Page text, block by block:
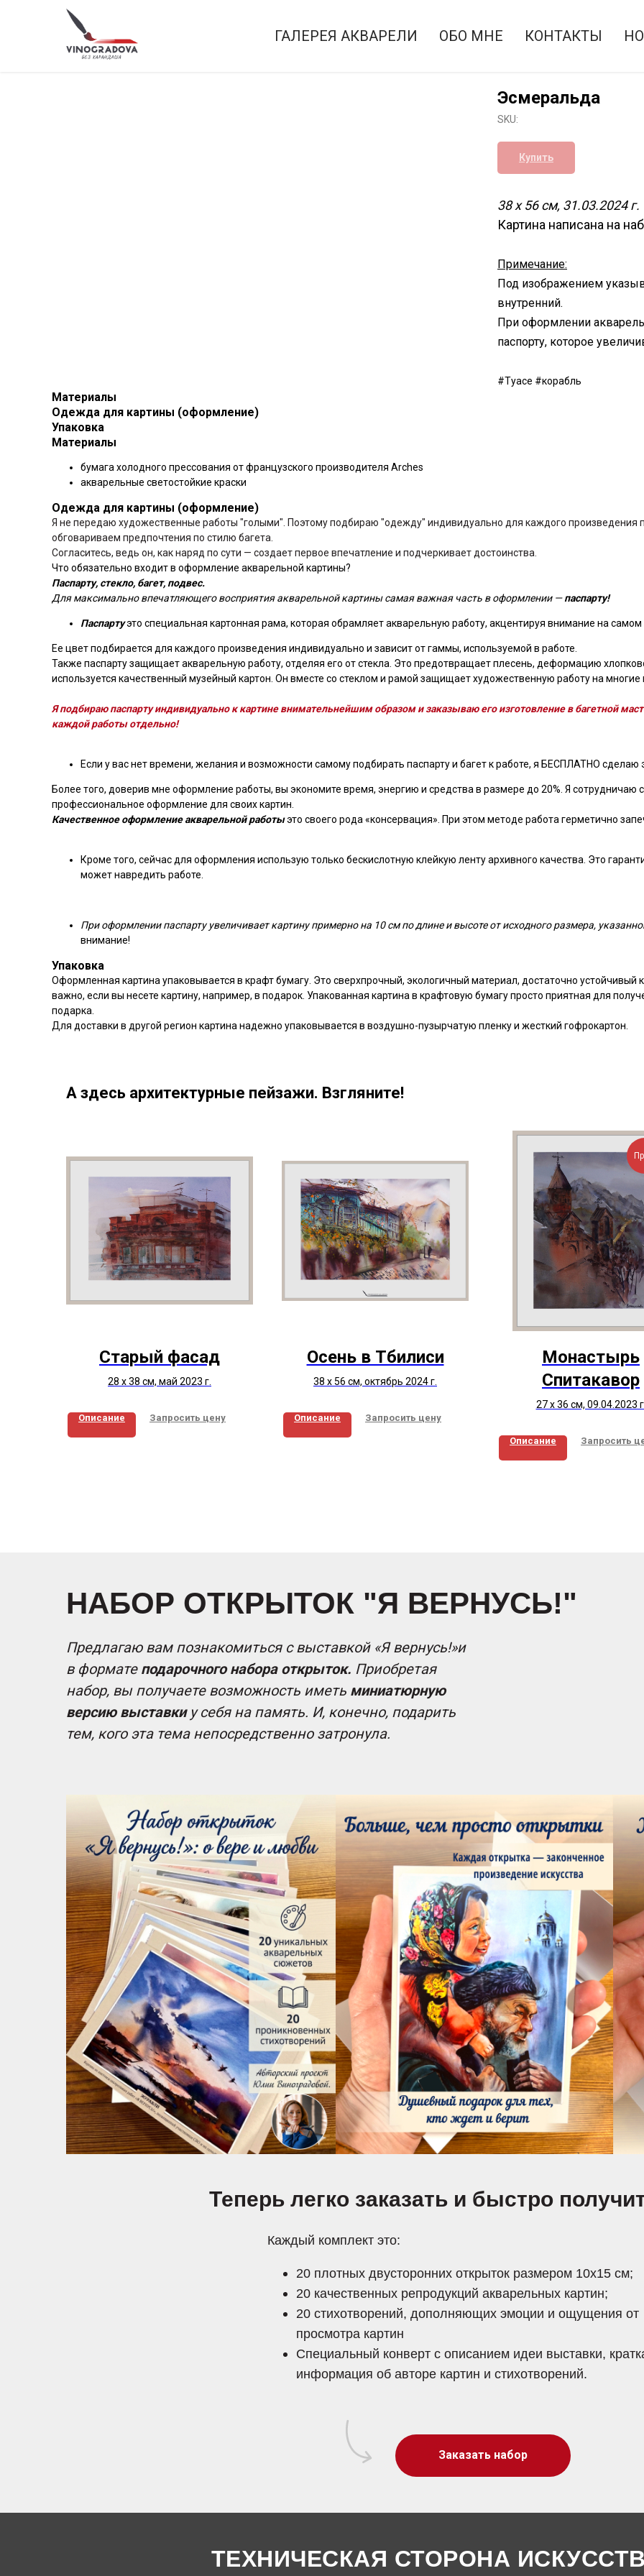
ГАЛЕРЕЯ АКВАРЕЛИ ОБО МНЕ КОНТАКТЫ
Эсмеральда
SKU:
Купить
38 х 56 см, 31.03.2024 г.
Картина написана на
Примечание:
Под изображением
внутренний.
При оформлении
паспорту, которое
#Туасе #корабль
Материалы
Одежда для картины (оформление)
Упаковка
Материалы
бумага холодного прессования от французского производителя Arches
акварельные светостойкие краски
Одежда для картины (оформление)
Я не передаю художественные работы "голыми". Поэтому подбираю "одежду" индивидуально для каждого произведения
обговариваем предпочтения по стилю багета.
Согласитесь, ведь он, как наряд по сути — создает первое впечатление и подчеркивает достоинства.
Что обязательно входит в оформление акварельной картины?
Паспарту, стекло, багет, подвес.
Для максимально впечатляющего восприятия акварельной картины самая важная часть в оформлении —паспарту!
Паспартуэто специальная картонная рама, которая обрамляет акварельную работу, акцентируя внимание на
Ее цвет подбирается для каждого произведения индивидуально и зависит от гаммы, используемой в работе.
Также паспарту защищает акварельную работу, отделяя его от стекла. Это предотвращает плесень, деформацию
используется качественный музейный картон. Он вместе со стеклом и рамой защищает художественную работу на многие
Я подбираю паспарту индивидуально к картине внимательнейшим образом и заказываю его изготовление в багетной
каждой работы отдельно!
Если у вас нет времени, желания и возможности самому подбирать паспарту и багет к работе, я БЕСПЛАТНО сделаю
Более того, доверив мне оформление работы, вы экономите время, энергию и средства в размере до 20%. Я сотрудничаю
профессиональное оформление для своих картин.
Качественное оформление акварельной работыэто своего рода «консервация». При этом методе работа герметично
Кроме того, сейчас для оформления использую только бескислотную клейкую ленту архивного качества. Это
может навредить работе.
При оформлении паспарту увеличивает картину примерно на 10 см по длине и высоте от исходного размера,
внимание!
Упаковка
Оформленная картина упаковывается в крафт бумагу. Это сверхпрочный, экологичный материал, достаточно
важно, если вы несете картину, например, в подарок. Упакованная картина в крафтовую бумагу просто приятная для
подарка.
Для доставки в другой регион картина надежно упаковывается в воздушно-пузырчатую пленку и жесткий гофрокартон.
А здесь архитектурные пейзажи. Взгляните!
Старый фасад
28 х 38 см, май 2023 г.
Описание Запросить цену
Осень в Тбилиси
38 х 56 см, октябрь 2024 г.
Описание Запросить цену
Монастырь
Спитакавор
27 х 36 см, 09.04.2023 г.
Описание Запросить
НАБОР ОТКРЫТОК "Я ВЕРНУСЬ!"
Предлагаю вам познакомиться с выставкой «Я вернусь!»и
в формате подарочного набора открыток. Приобретая
набор, вы получаете возможность иметь миниатюрную
версию выставкиу себя на память. И, конечно, подарить
тем, кого эта тема непосредственно затронула.
Теперь легко заказать и быстро
Каждый комплект это:
20 плотных двусторонних открыток размером 10х15 см;
20 качественных репродукций акварельных картин;
20 стихотворений, дополняющих эмоции и ощущения от
просмотра картин
Специальный конверт с описанием идеи выставки,
информация об авторе картин и стихотворений.
Заказать набор
ТЕХНИЧЕСКАЯ СТОРОНА